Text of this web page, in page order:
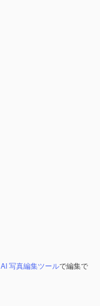
AI 写真編集ツールで編集で